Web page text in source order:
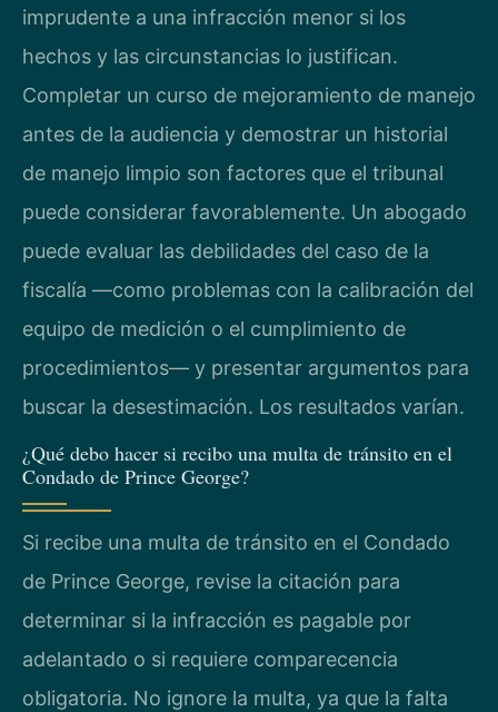
imprudente a una infracción menor si los
hechos y las circunstancias lo justifican.
Completar un curso de mejoramiento de manejo
antes de la audiencia y demostrar un historial
de manejo limpio son factores que el tribunal
puede considerar favorablemente. Un abogado
puede evaluar las debilidades del caso de la
fiscalía —como problemas con la calibración del
equipo de medición o el cumplimiento de
procedimientos— y presentar argumentos para
buscar la desestimación. Los resultados varían.
¿Qué debo hacer si recibo una multa de tránsito en el
Condado de Prince George?
Si recibe una multa de tránsito en el Condado
de Prince George, revise la citación para
determinar si la infracción es pagable por
adelantado o si requiere comparecencia
obligatoria. No ignore la multa, ya que la falta